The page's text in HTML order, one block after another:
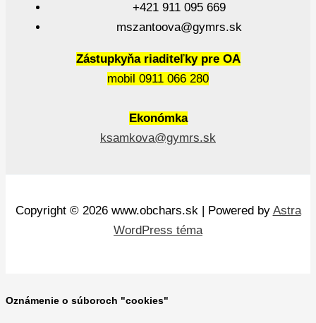
+421 911 095 669
mszantoova@gymrs.sk
Zástupkyňa riaditeľky pre OA
mobil 0911 066 280
Ekonómka
ksamkova@gymrs.sk
Copyright © 2026 www.obchars.sk | Powered by Astra
WordPress téma
Oznámenie o súboroch "cookies"